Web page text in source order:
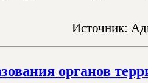
Источник:
органов